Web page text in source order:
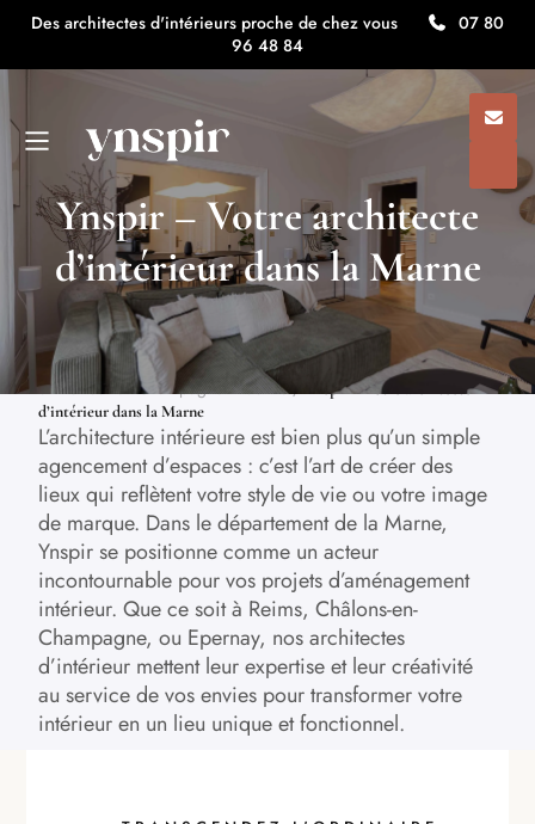
Des architectes d'intérieurs proche de chez vous
07 80
96 48 84
Ynspir – Votre architecte
d’intérieur dans la Marne
Architecte d'intérieur ynspir/Architecte d’intérieur dans le
Grand Est : Modernisez votre espace/
Votre architecte
d’intérieur en Champagne Ardenne/ Ynspir – Votre architecte
d’intérieur dans la Marne
L’architecture intérieure est bien plus qu’un simple
agencement d’espaces : c’est l’art de créer des
lieux qui reflètent votre style de vie ou votre image
de marque. Dans le département de la Marne,
Ynspir se positionne comme un acteur
incontournable pour vos projets d’aménagement
intérieur. Que ce soit à Reims, Châlons-en-
Champagne, ou Epernay, nos architectes
d’intérieur mettent leur expertise et leur créativité
au service de vos envies pour transformer votre
intérieur en un lieu unique et fonctionnel.